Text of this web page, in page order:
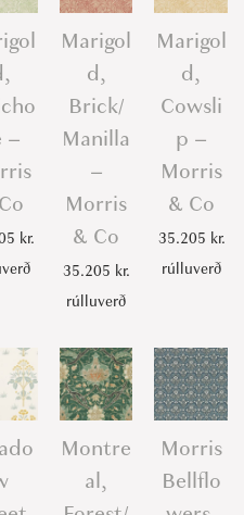
–
kr.
Marigol
d,
Brick/
Manilla
–
Morris
& Co
35.205 kr.
rúlluverð
Marigol
d,
Cowsli
p –
Morris
& Co
35.205 kr.
rúlluverð
Montre
al,
Morris
Bellflo